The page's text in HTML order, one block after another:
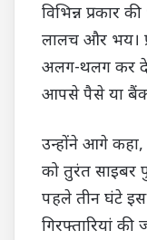
विभिन्न प्रकार
लालच और भय।
अलग-थलग कर
आपसे पैसे या बैंक
उन्होंने आगे कहा,
को तुरंत साइबर
पहले तीन घंटे इस
गिरफ्तारियां की